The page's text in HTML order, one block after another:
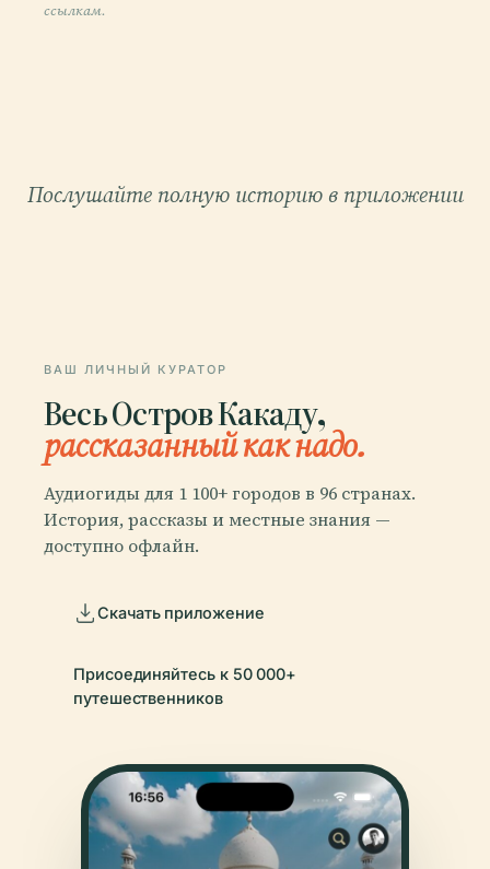
ссылкам.
Послушайте полную историю в приложении
ВАШ ЛИЧНЫЙ КУРАТОР
Весь Остров Какаду,
рассказанный как надо.
Аудиогиды для 1 100+ городов в 96 странах.
История, рассказы и местные знания —
доступно офлайн.
Скачать приложение
Присоединяйтесь к 50 000+
путешественников